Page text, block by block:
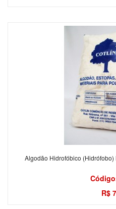
Algodão Hidrofóbico
R$